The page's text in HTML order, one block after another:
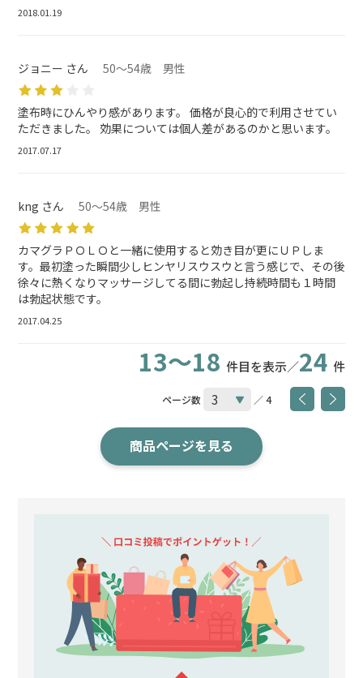
2018.01.19
ジョニー さん 50～54歳 男性
塗布時にひんやり感があります。 価格が良心的で利用させてい
ただきました。 効果については個人差があるのかと思います。
2017.07.17
kng さん 50～54歳 男性
カマグラＰＯＬＯと一緒に使用すると効き目が更にＵＰしま
す。最初塗った瞬間少しヒンヤリスウスウと言う感じで、その後
徐々に熱くなりマッサージしてる間に勃起し持続時間も１時間
は勃起状態です。
2017.04.25
13～18 件目を表示／24 件
ページ数 ／ 4
商品ページを見る